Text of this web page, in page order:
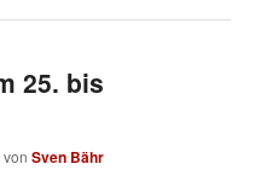
25. bis
vonSven Bähr